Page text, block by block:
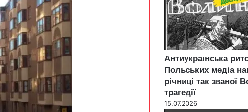
Антиукраїнська
Польських медіа
річниці так званої
трагедії
15.07.2026